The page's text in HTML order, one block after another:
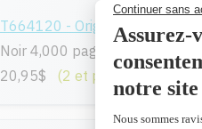
T664120 - Original
Noir 4,000 pages
20,95$
(2 et plus 20,60 $)